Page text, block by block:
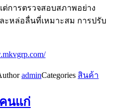
การตรวจสอบสภาพอย่าง
ะหล่อลื่นที่เหมาะสม การปรับ
adminCategories สินค้า
นแก่